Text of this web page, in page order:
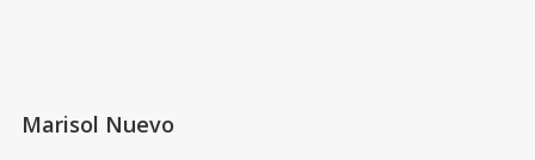
Marisol Nuevo